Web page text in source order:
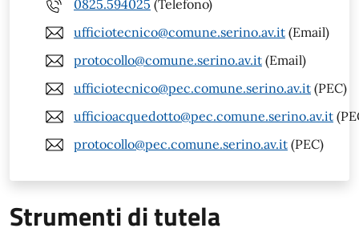
0825.594025 (Telefono)
ufficiotecnico@comune.serino.av.it (Email)
protocollo@comune.serino.av.it (Email)
ufficiotecnico@pec.comune.serino.av.it (PEC)
ufficioacquedotto@pec.comune.serino.av.it
protocollo@pec.comune.serino.av.it (PEC)
Strumenti di tutela